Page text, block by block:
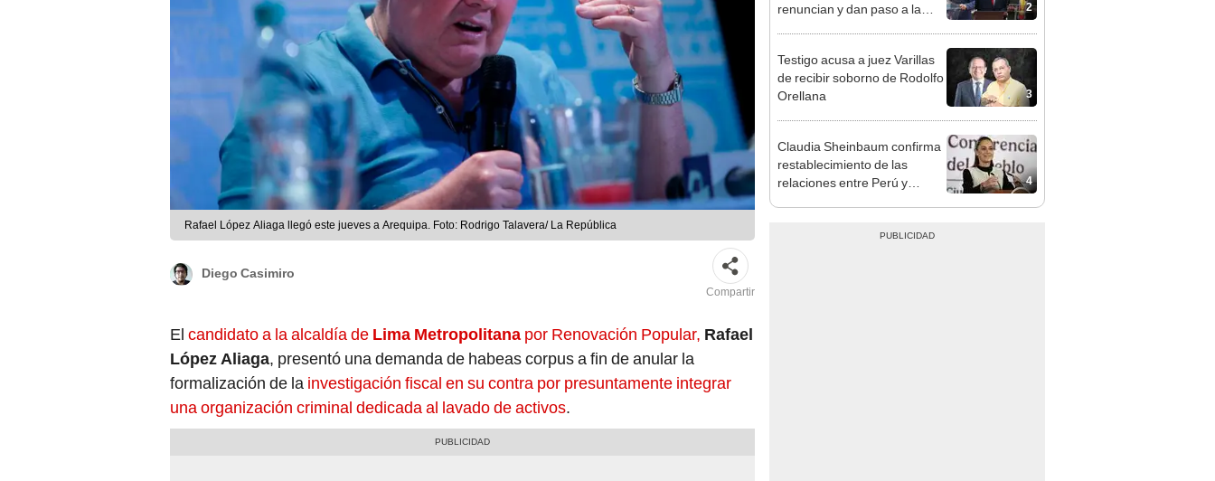
Rafael López Aliaga llegó este jueves a Arequipa. Foto: Rodrigo Talavera/ La República
Diego Casimiro
Compartir
El candidato a la alcaldía de Lima Metropolitana por Renovación Popular, Rafael
López Aliaga, presentó una demanda de habeas corpus a fin de anular la
formalización de la investigación fiscal en su contra por presuntamente integrar
una organización criminal dedicada al lavado de activos.
2
renuncian y dan paso a la
3
Testigo acusa a juez Varillas
de recibir soborno de Rodolfo
Orellana
4
Claudia Sheinbaum confirma
restablecimiento de las
relaciones entre Perú y